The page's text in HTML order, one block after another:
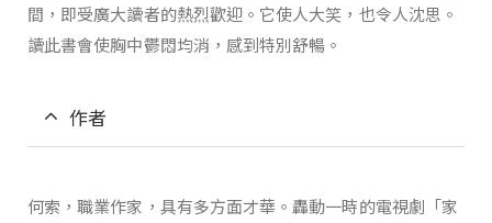
間，即受廣大讀者的熱烈歡迎。它使人大笑，也令人沈思。
讀此書會使胸中鬱悶均消，感到特別舒暢。
作者
何索，職業作家，具有多方面才華。轟動一時的電視劇「家